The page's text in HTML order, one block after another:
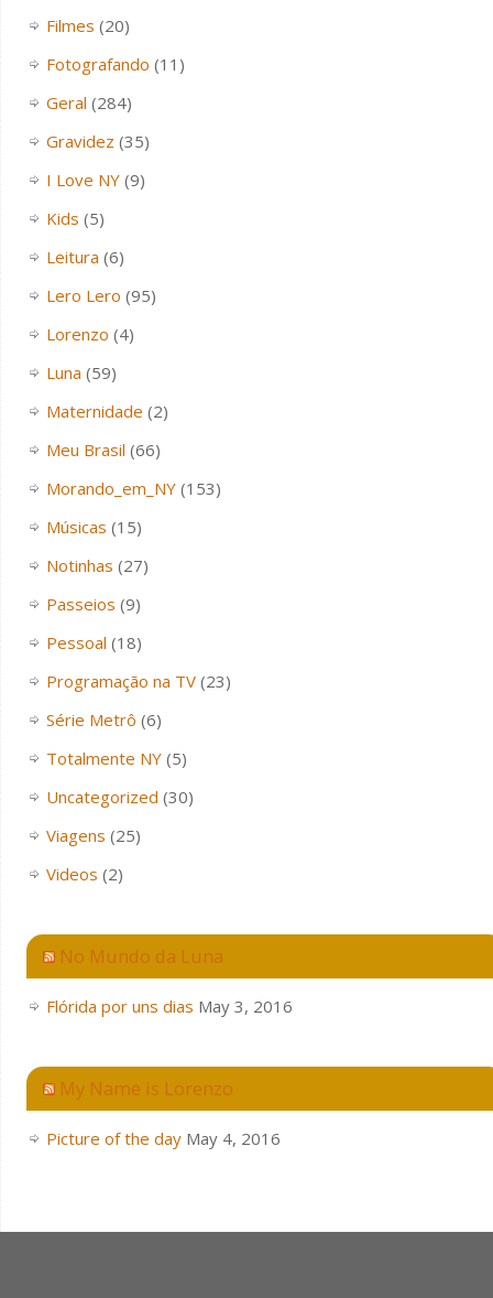
Filmes (20)
Fotografando (11)
Geral (284)
Gravidez (35)
I Love NY(9)
Kids (5)
Leitura (6)
Lero Lero (95)
Lorenzo (4)
Luna (59)
Maternidade (2)
Meu Brasil (66)
Morando_em_NY(153)
Músicas (15)
Notinhas (27)
Passeios (9)
Pessoal (18)
Programação na TV(23)
Série Metrô (6)
Totalmente NY(5)
Uncategorized (30)
Viagens (25)
Videos (2)
No Mundo da Luna
Flórida por uns dias May 3, 2016
My Name is Lorenzo
Picture of the day May 4, 2016